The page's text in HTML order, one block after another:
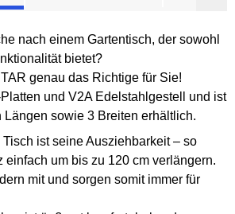
nach einem Gartentisch, der sowohl
bietet?
genau das Richtige für Sie!
und V2A Edelstahlgestell und ist
Längen sowie 3 Breiten erhältlich.
ist seine Ausziehbarkeit – so
einfach um bis zu 120 cm verlängern.
mit und sorgen somit immer für